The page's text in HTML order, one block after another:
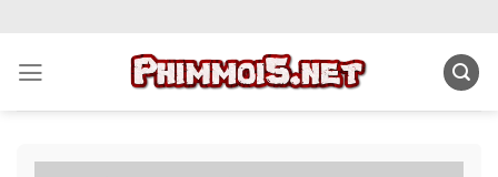
content